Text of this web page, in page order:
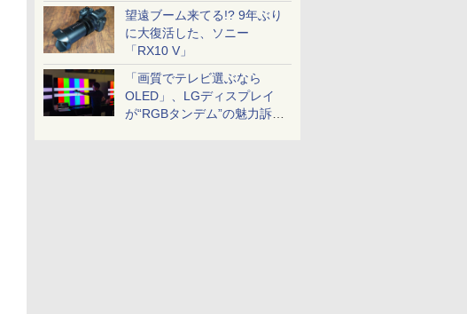
望遠ブーム来てる!? 9年ぶり
に大復活した、ソニー
「RX10 V」
「画質でテレビ選ぶなら
OLED」、LGディスプレイ
が“RGBタンデム”の魅力訴